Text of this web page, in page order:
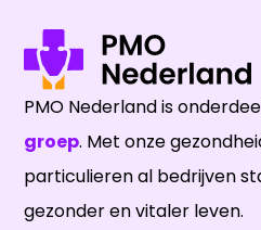
PMO Nederland is
groep. Met onze
particulieren al bedrijven
gezonder en vitaler leven.